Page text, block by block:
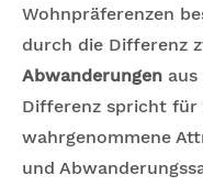
Wohnpräferenzen
durch die Differenz
Abwanderungen
Differenz spricht für
wahrgenommene
und